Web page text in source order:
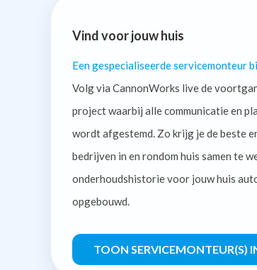
Vind voor jouw huis
Een gespecialiseerde servicemonteur
Volg via CannonWorks live de
project waarbij alle communicatie en
wordt afgestemd. Zo krijg je de beste
bedrijven in en rondom huis samen te
onderhoudshistorie voor jouw huis
opgebouwd.
TOON SERVICEMONTEUR(S)